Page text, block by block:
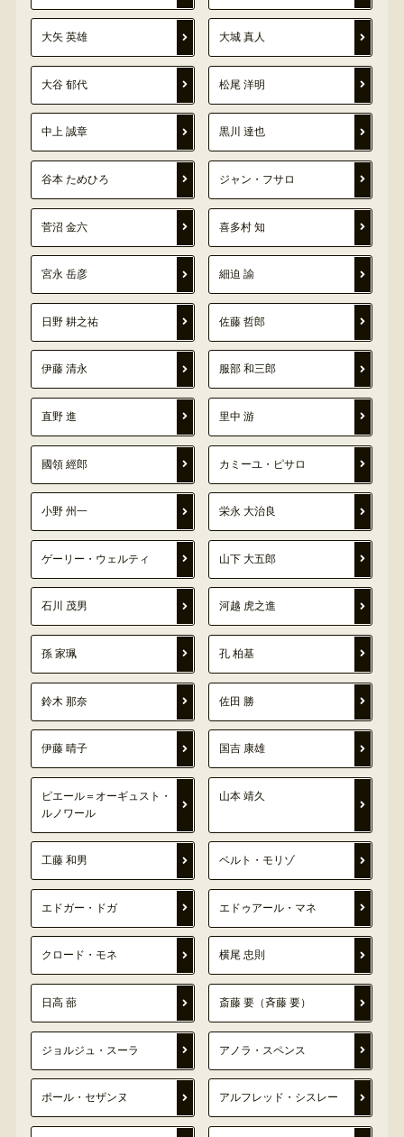
大矢 英雄 大城 真人
大谷 郁代 松尾 洋明
中上 誠章 黒川 達也
谷本 ためひろ ジャン・フサロ
菅沼 金六 喜多村 知
宮永 岳彦 細迫 諭
日野 耕之祐 佐藤 哲郎
伊藤 清永 服部 和三郎
直野 進 里中 游
國領 經郎 カミーユ・ピサロ
小野 州一 栄永 大治良
ゲーリー・ウェルティ 山下 大五郎
石川 茂男 河越 虎之進
孫 家珮 孔 柏基
鈴木 那奈 佐田 勝
伊藤 晴子 国吉 康雄
ピエール＝オーギュスト・
ルノワール
山本 靖久
工藤 和男 ベルト・モリゾ
エドガー・ドガ エドゥアール・マネ
クロード・モネ 横尾 忠則
日高 蔀 斎藤 要（斉藤 要）
ジョルジュ・スーラ アノラ・スペンス
ポール・セザンヌ アルフレッド・シスレー